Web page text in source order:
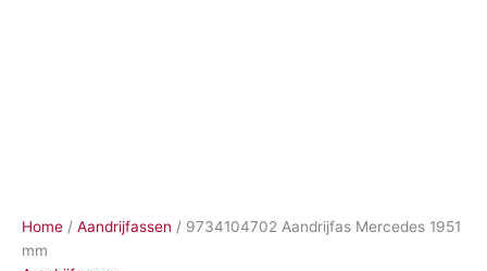
Home / Aandrijfassen / 9734104702 Aandrijfas Mercedes 1951
mm